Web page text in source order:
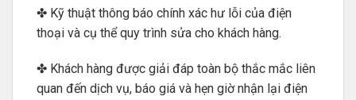
✤ Kỹ thuật thông báo chính xác hư lỗi của điện
thoại và cụ thể quy trình sửa cho khách hàng.
✤ Khách hàng được giải đáp toàn bộ thắc mắc liên
quan đến dịch vụ, báo giá và hẹn giờ nhận lại điện